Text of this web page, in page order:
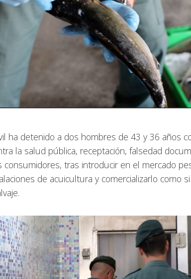
ha detenido a dos hombres de 43 y 36 años
la salud pública, receptación, falsedad
consumidores, tras introducir en el mercado
de acuicultura y comercializarlo como